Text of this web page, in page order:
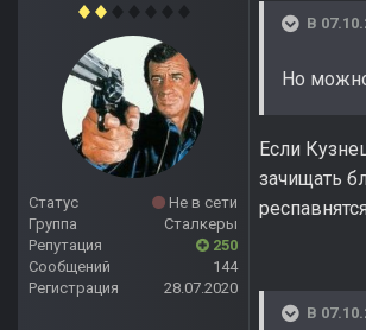
Статус
Не в сети
Группа
Сталкеры
Репутация
250
Сообщений
144
Регистрация
28.07.2020
В
Но
Если
зачищать
В